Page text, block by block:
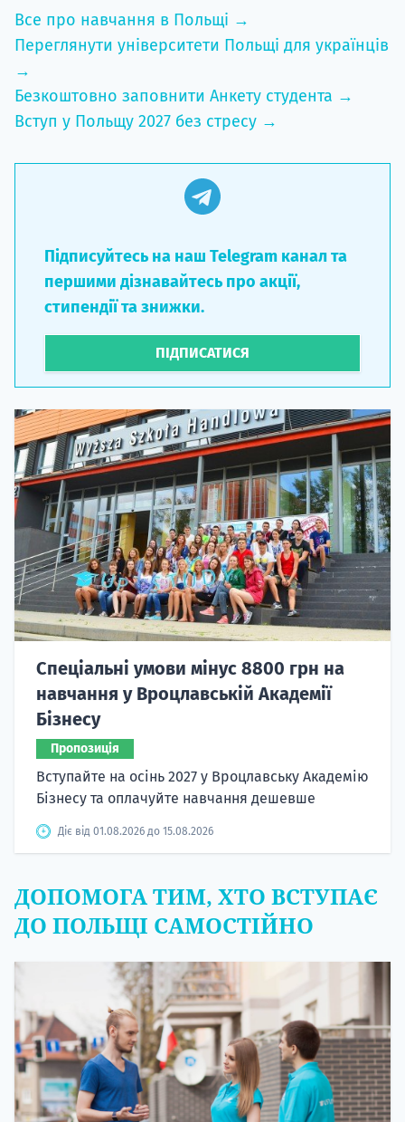
Все про навчання в Польщі →
Переглянути університети Польщі для українців
→
Безкоштовно заповнити Анкету студента →
Вступ у Польщу 2027 без стресу →
Підписуйтесь на наш Telegram канал та
першими дізнавайтесь про акції,
стипендії та знижки.
ПІДПИСАТИСЯ
Спеціальні умови мінус 8800 грн на
навчання у Вроцлавській Академії
Бізнесу
Пропозиція
Вступайте на осінь 2027 у Вроцлавську Академію
Бізнесу та оплачуйте навчання дешевше
Діє від 01.08.2026 до 15.08.2026
ДОПОМОГА ТИМ, ХТО ВСТУПАЄ
ДО ПОЛЬЩІ САМОСТІЙНО